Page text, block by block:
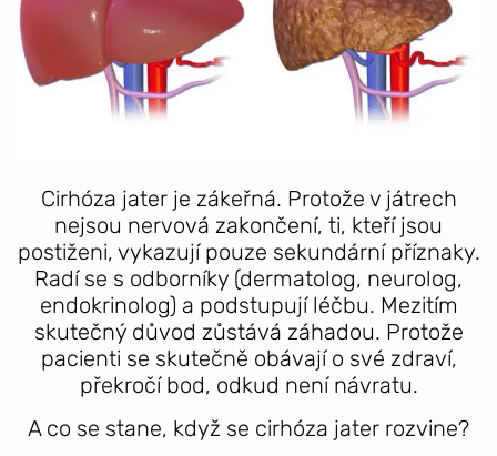
Cirhóza jater je zákeřná. Protože v játrech
nejsou nervová zakončení, ti, kteří jsou
postiženi, vykazují pouze sekundární příznaky.
Radí se s odborníky (dermatolog, neurolog,
endokrinolog) a podstupují léčbu. Mezitím
skutečný důvod zůstává záhadou. Protože
pacienti se skutečně obávají o své zdraví,
překročí bod, odkud není návratu.
A co se stane, když se cirhóza jater rozvine?